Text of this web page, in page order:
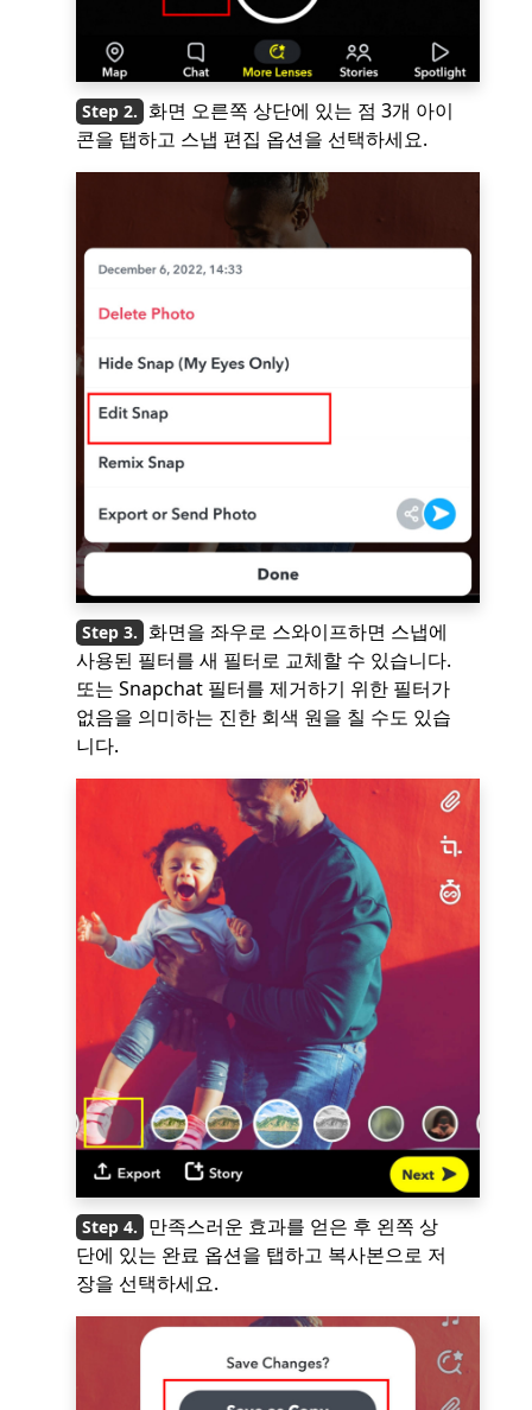
화면 오른쪽 상단에 있는 점 3개 아이
콘을 탭하고 스냅 편집 옵션을 선택하세요.
화면을 좌우로 스와이프하면 스냅에
사용된 필터를 새 필터로 교체할 수 있습니다.
또는 Snapchat 필터를 제거하기 위한 필터가
없음을 의미하는 진한 회색 원을 칠 수도 있습
니다.
만족스러운 효과를 얻은 후 왼쪽 상
단에 있는 완료 옵션을 탭하고 복사본으로 저
장을 선택하세요.